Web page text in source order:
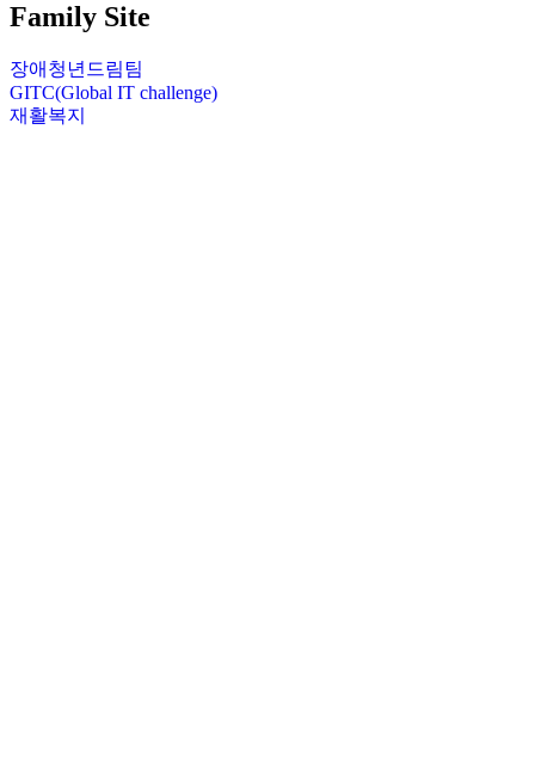
Family Site
장애청년드림팀
GITC(Global IT challenge)
재활복지